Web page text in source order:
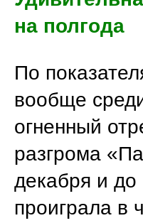
на полгода
По
вообще
огненный
разгрома
декабря и
проиграла в